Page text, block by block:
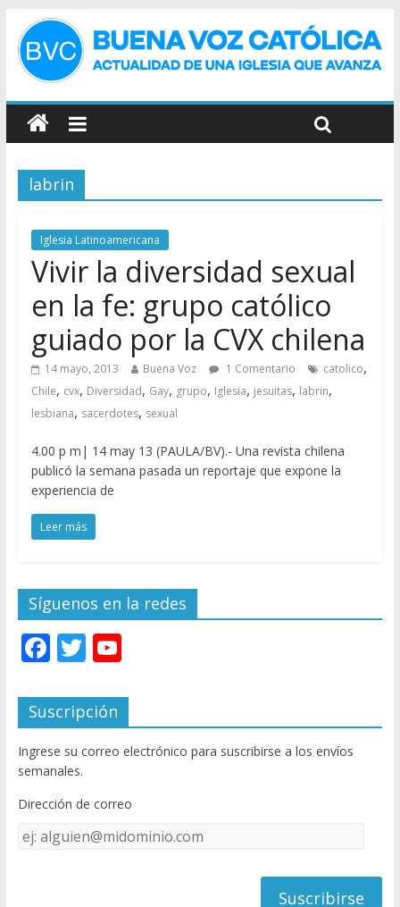
labrin
Iglesia Latinoamericana
Vivir la diversidad sexual
en la fe: grupo católico
guiado por la CVX chilena
14 mayo, 2013 Buena Voz 1 Comentario catolico,
Chile, cvx, Diversidad, Gay, grupo, Iglesia, jesuitas, labrin,
lesbiana, sacerdotes, sexual
4.00 p m| 14 may 13 (PAULA/BV).- Una revista chilena
publicó la semana pasada un reportaje que expone la
experiencia de
Leer más
Síguenos en la redes
F
e
b
o
o
k
T
itt
er
Y
u
T
u
e
C
Suscripción
Ingrese su correo electrónico para suscribirse a los envíos
semanales.
Dirección de correo
Dirección
de